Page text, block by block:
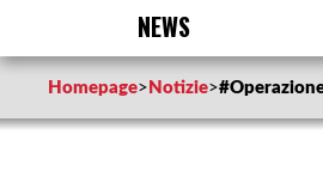
NEWS
Homepage> Notizie>